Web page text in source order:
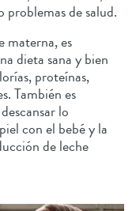
problemas de salud.
materna, es
dieta sana y bien
proteínas,
También es
lo
con el bebé y la
de leche